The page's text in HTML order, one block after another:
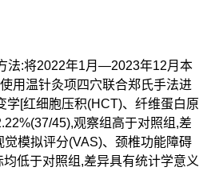
法:将2022年1月—2023年12月本
用温针灸项四穴联合郑氏手法进
学[红细胞压积(HCT)、纤维蛋白原
45),观察组高于对照组,差
模拟评分(VAS)、颈椎功能障碍
低于对照组,差异具有统计学意义